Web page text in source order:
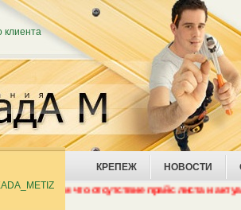
КРЕПЕЖ НОВОСТИ
Вам что отсутствие прайс листа и
клиента